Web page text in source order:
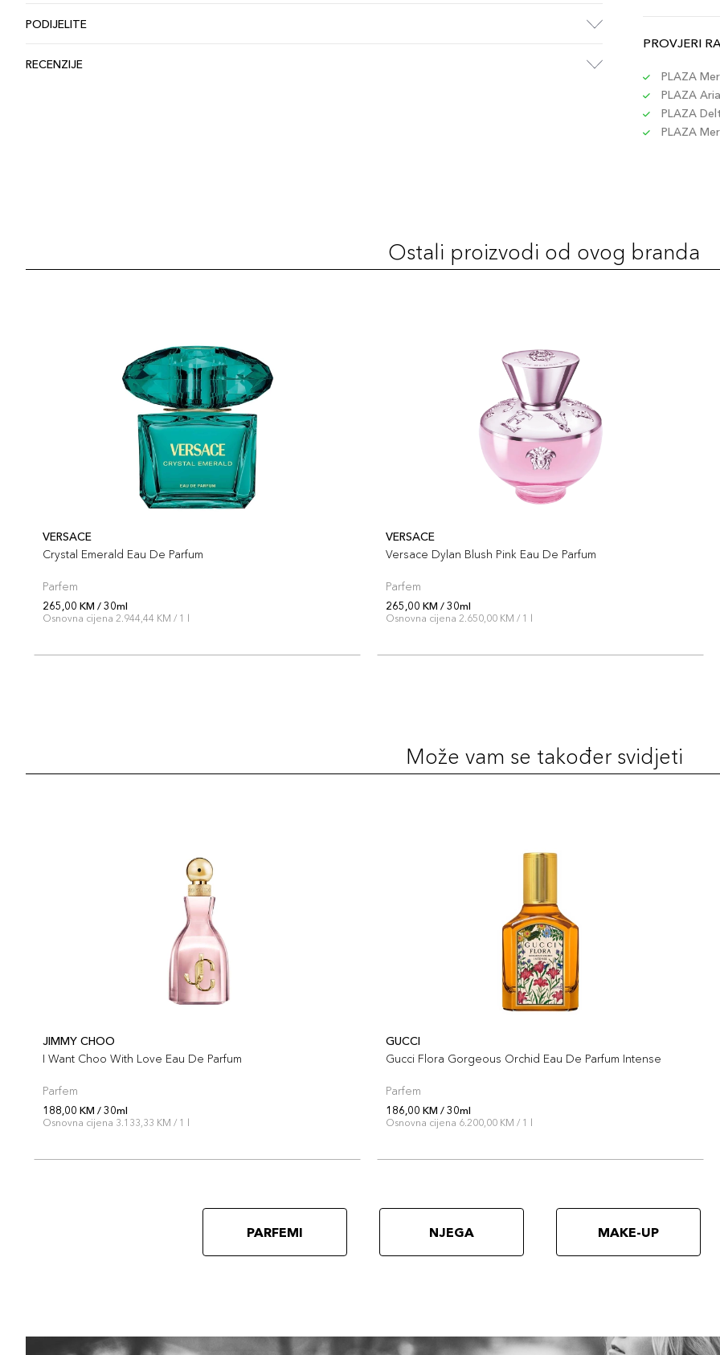
PODIJELITE
RECENZIJE
PROVJERI
PLAZA
PLAZA
PLAZA
PLAZA
Ostali proizvodi od ovog branda
VERSACE
Crystal Emerald Eau De Parfum
Parfem
265,00 KM / 30ml
Osnovna cijena 2.944,44 KM / 1 l
VERSACE
Versace Dylan Blush Pink Eau De Parfum
Parfem
265,00 KM / 30ml
Osnovna cijena 2.650,00 KM / 1 l
Može vam se također svidjeti
JIMMY CHOO
I Want Choo With Love Eau De Parfum
Parfem
188,00 KM / 30ml
Osnovna cijena 3.133,33 KM / 1 l
GUCCI
Gucci Flora Gorgeous Orchid Eau De Parfum Intense
Parfem
186,00 KM / 30ml
Osnovna cijena 6.200,00 KM / 1 l
PARFEMI NJEGA MAKE-UP